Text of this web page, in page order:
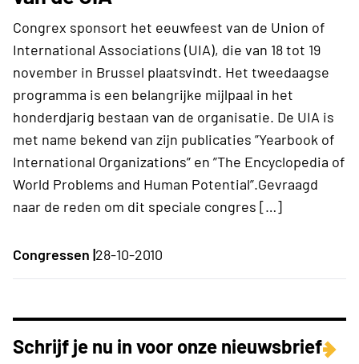
Congrex sponsort het eeuwfeest van de Union of
International Associations (UIA), die van 18 tot 19
november in Brussel plaatsvindt. Het tweedaagse
programma is een belangrijke mijlpaal in het
honderdjarig bestaan van de organisatie. De UIA is
met name bekend van zijn publicaties ”Yearbook of
International Organizations” en ”The Encyclopedia of
World Problems and Human Potential”.Gevraagd
naar de reden om dit speciale congres […]
Congressen |28-10-2010
Schrijf je nu in voor onze nieuwsbrief